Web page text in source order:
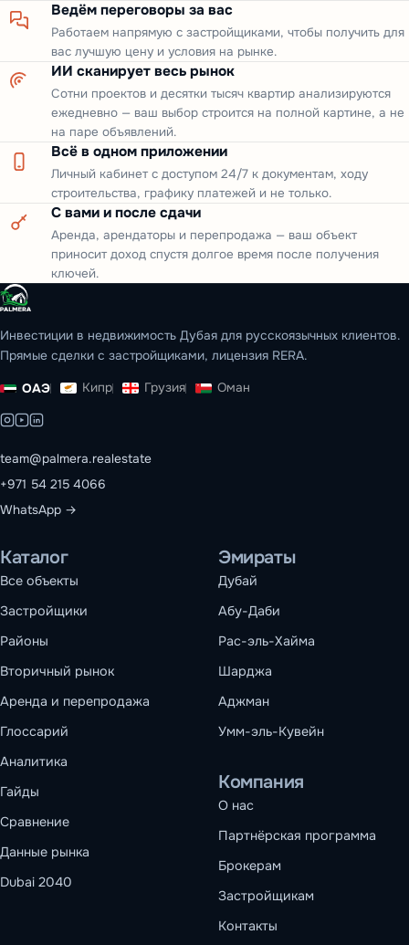
Ведём переговоры за вас
Работаем напрямую с застройщиками, чтобы получить для
вас лучшую цену и условия на рынке.
ИИ сканирует весь рынок
Сотни проектов и десятки тысяч квартир анализируются
ежедневно — ваш выбор строится на полной картине, а не
на паре объявлений.
Всё в одном приложении
Личный кабинет с доступом 24/7 к документам, ходу
строительства, графику платежей и не только.
С вами и после сдачи
Аренда, арендаторы и перепродажа — ваш объект
приносит доход спустя долгое время после получения
ключей.
Инвестиции в недвижимость Дубая для русскоязычных клиентов.
Прямые сделки с застройщиками, лицензия RERA.
ОАЭ Кипр Грузия Оман
team@palmera.realestate
+971 54 215 4066
WhatsApp →
Каталог
Все объекты
Застройщики
Районы
Вторичный рынок
Аренда и перепродажа
Глоссарий
Аналитика
Гайды
Сравнение
Данные рынка
Dubai 2040
Эмираты
Дубай
Абу-Даби
Рас-эль-Хайма
Шарджа
Аджман
Умм-эль-Кувейн
Компания
О нас
Партнёрская программа
Брокерам
Застройщикам
Контакты